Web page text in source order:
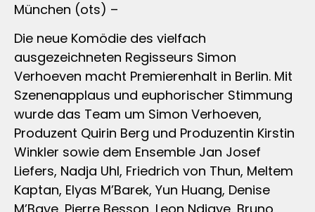
München (ots) –
Die neue Komödie des vielfach
ausgezeichneten Regisseurs Simon
Verhoeven macht Premierenhalt in Berlin. Mit
Szenenapplaus und euphorischer Stimmung
wurde das Team um Simon Verhoeven,
Produzent Quirin Berg und Produzentin Kirstin
Winkler sowie dem Ensemble Jan Josef
Liefers, Nadja Uhl, Friedrich von Thun, Meltem
Kaptan, Elyas M’Barek, Yun Huang, Denise